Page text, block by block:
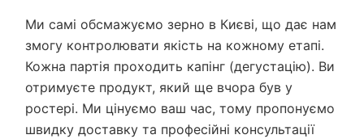
Ми самі обсмажуємо зерно в Києві, що дає нам
змогу контролювати якість на кожному етапі.
Кожна партія проходить капінг (дегустацію). Ви
отримуєте продукт, який ще вчора був у
ростері. Ми цінуємо ваш час, тому пропонуємо
швидку доставку та професійні консультації